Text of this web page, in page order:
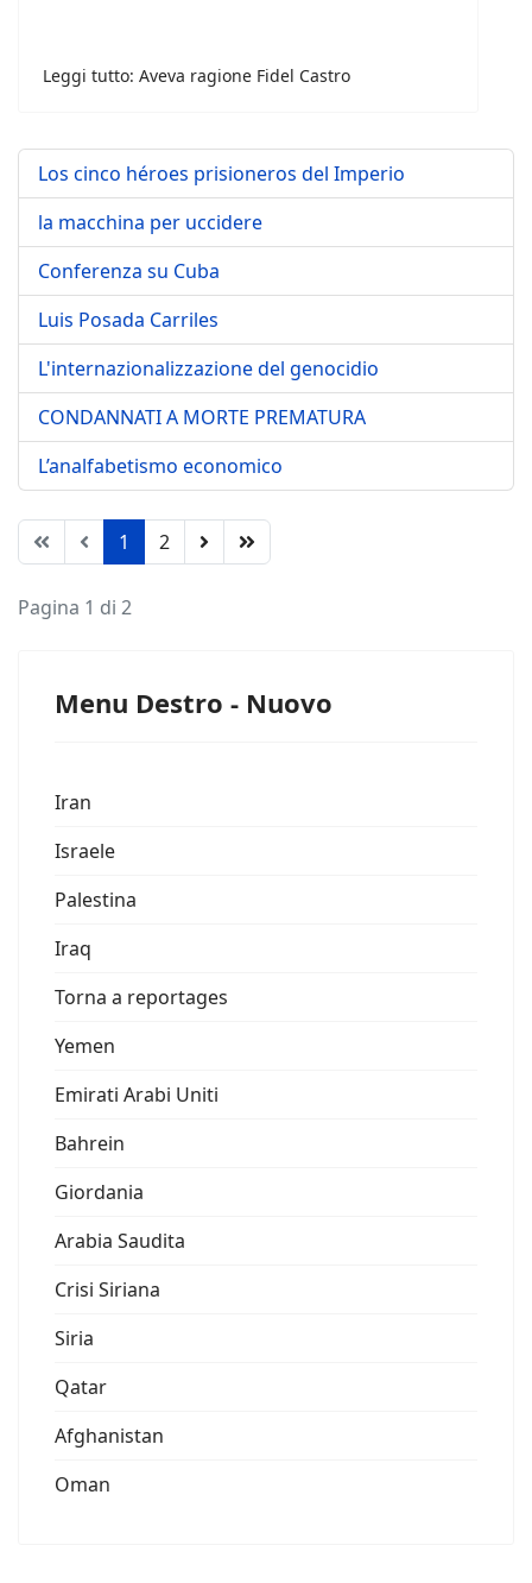
Leggi tutto: Aveva ragione Fidel Castro
Los cinco héroes prisioneros del Imperio
la macchina per uccidere
Conferenza su Cuba
Luis Posada Carriles
L'internazionalizzazione del genocidio
CONDANNATI A MORTE PREMATURA
L’analfabetismo economico
1 2
Pagina 1 di 2
Menu Destro - Nuovo
Iran
Israele
Palestina
Iraq
Torna a reportages
Yemen
Emirati Arabi Uniti
Bahrein
Giordania
Arabia Saudita
Crisi Siriana
Siria
Qatar
Afghanistan
Oman